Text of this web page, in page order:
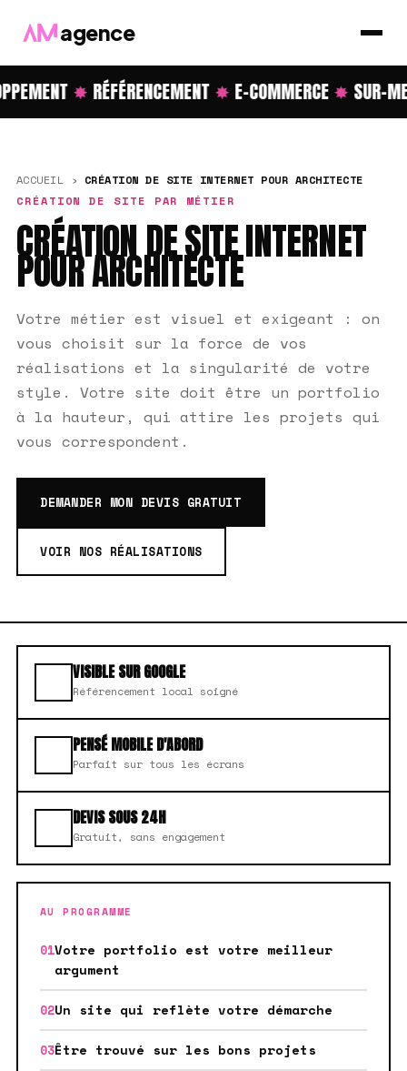
agence
✸RÉFÉRENCEMENT✸E-COMMERCE✸SUR-
ACCUEIL › CRÉATION DE SITE INTERNET POUR ARCHITECTE
CRÉATION DE SITE PAR MÉTIER
CRÉATION DE SITE INTERNET
POUR ARCHITECTE
Votre métier est visuel et exigeant : on
vous choisit sur la force de vos
réalisations et la singularité de votre
style. Votre site doit être un portfolio
à la hauteur, qui attire les projets qui
vous correspondent.
DEMANDER MON DEVIS GRATUIT
VOIR NOS RÉALISATIONS
VISIBLE SUR GOOGLE
Référencement local soigné
PENSÉ MOBILE D'ABORD
Parfait sur tous les écrans
DEVIS SOUS 24H
Gratuit, sans engagement
AU PROGRAMME
Votre portfolio est votre meilleur
argument
Un site qui reflète votre démarche
Être trouvé sur les bons projets